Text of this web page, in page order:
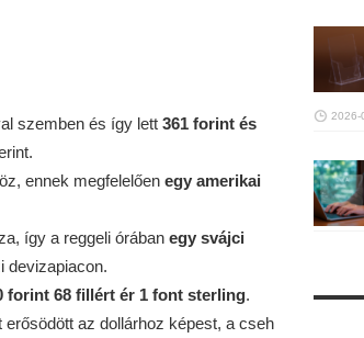
szemben és így lett 361 forint és
ennek megfelelően egy amerikai
így a reggeli órában egy svájci
devizapiacon.
forint 68 fillért ér 1 font sterling.
az dollárhoz képest, a cseh
2026-